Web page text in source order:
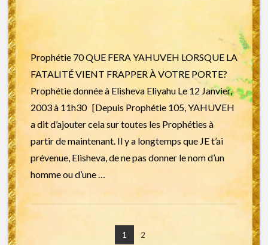
Prophétie 70 QUE FERA YAHUVEH LORSQUE LA
FATALITÉ VIENT FRAPPER À VOTRE PORTE?
Prophétie donnée à Elisheva Eliyahu Le 12 Janvier,
2003 à 11h30 [Depuis Prophétie 105, YAHUVEH
a dit d’ajouter cela sur toutes les Prophéties à
partir de maintenant. Il y a longtemps que JE t’ai
prévenue, Elisheva, de ne pas donner le nom d’un
homme ou d’une …
1 2